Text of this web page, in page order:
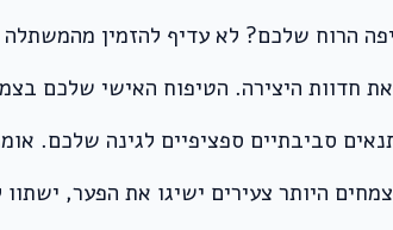
הרוח שלכם? לא עדיף להזמין מהמשתלה
חדוות היצירה. הטיפוח האישי שלכם
סביבתיים ספציפיים לגינה שלכם.
היותר צעירים ישיגו את הפער, ישתוו